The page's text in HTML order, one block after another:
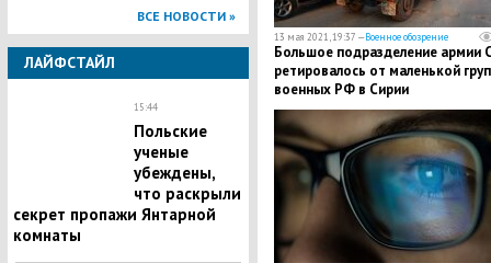
ВСЕ НОВОСТИ »
ЛАЙФСТАЙЛ
15:44
Польские
ученые
убеждены,
что раскрыли
секрет пропажи Янтарной
комнаты
13 мая 2021, 19:37 —Военное обозрение
Большое подразделение армии
ретировалось от маленькой
военных РФ в Сирии